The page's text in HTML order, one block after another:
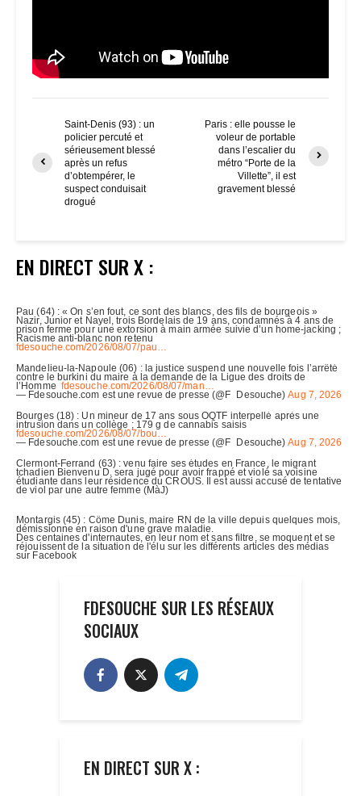
Saint-Denis (93) : un
policier percuté et
sérieusement blessé
après un refus
d’obtempérer, le
suspect conduisait
drogué
Paris : elle pousse le
voleur de portable
dans l’escalier du
métro “Porte de la
Villette”, il est
gravement blessé
EN DIRECT SUR X :
FDESOUCHE SUR LES RÉSEAUX
SOCIAUX
EN DIRECT SUR X :